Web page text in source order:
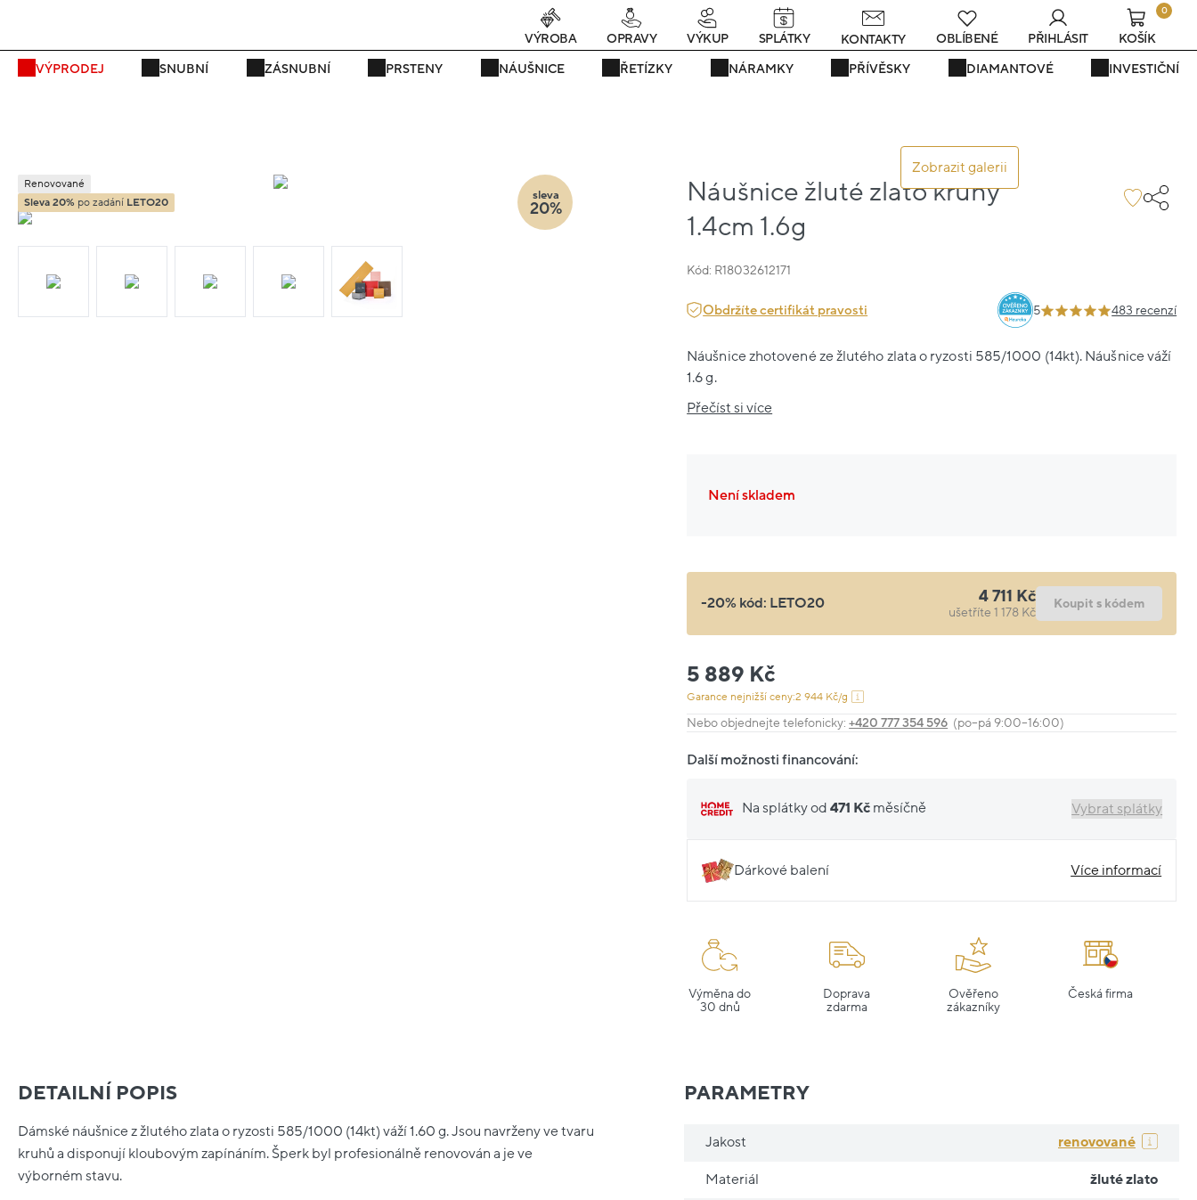
Právě teď! - 20 % na vše! Kód: SRPEN20 23 dní : 13h : 15m : 45s
VÝPRODEJ SNUBNÍ ZÁSNUBNÍ PRSTENY NÁUŠNICE ŘETÍZKY NÁRAMKY PŘÍVĚSKY DIAMANTOVÉ INVESTIČNÍ
VÝROBA OPRAVY VÝKUP SPLÁTKY KONTAKTY OBLÍBENÉ PŘIHLÁSIT
0
KOŠÍK
Zobrazit galerii
Náušnice žluté zlato kruhy
1.4cm 1.6g
Kód: R18032612171
Renovované
Sleva 20% po zadání LETO20
sleva
20%
Obdržíte certifikát pravosti 5 483 recenzí
Náušnice zhotovené ze žlutého zlata o ryzosti 585/1000 (14kt). Náušnice váží
1.6 g.
Přečíst si více
Není skladem
-20% kód: LETO20 4 711 Kč
ušetříte 1 178 Kč
Koupit s kódem
5 889 Kč
Garance nejnižší ceny:2 944 Kč/g
Nebo objednejte telefonicky:+420 777 354 596 (po–pá 9:00–16:00)
Další možnosti financování:
Na splátky od471 Kč měsíčně Vybrat splátky
Dárkové balení Více informací
Výměna do
30 dnů
Doprava
zdarma
Ověřeno
zákazníky
Česká firma
DETAILNÍ POPIS
Dámské náušnice z žlutého zlata o ryzosti 585/1000 (14kt) váží 1.60 g. Jsou navrženy ve tvaru
kruhů a disponují kloubovým zapínáním. Šperk byl profesionálně renovován a je ve
výborném stavu.
PARAMETRY
Jakost renovované
Materiál žluté zlato